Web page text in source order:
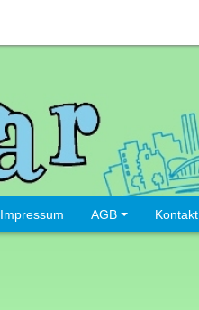
Impressum AGB Kontakt